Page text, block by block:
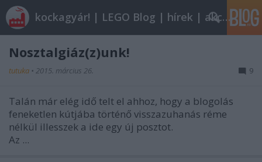
kockagyár! | LEGO Blog | hírek | akciók |
Nosztalgiáz(z)unk!
tutuka • 2015. március 26. 9
Talán már elég idő telt el ahhoz, hogy a blogolás
feneketlen kútjába történő visszazuhanás réme
nélkül illesszek a ide egy új posztot.
Az ...